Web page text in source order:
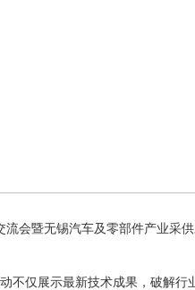
暨无锡汽车及零部件产业采供
仅展示最新技术成果，破解行